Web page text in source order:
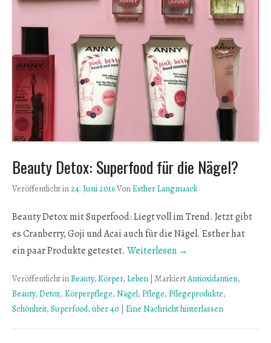
Beauty Detox: Superfood für die Nägel?
Veröffentlicht in24. Juni 2016VonEsther Langmaack
Beauty Detox mit Superfood: Liegt voll im Trend. Jetzt gibt
es Cranberry, Goji und Acai auch für die Nägel. Esther hat
ein paar Produkte getestet. Weiterlesen →
Veröffentlicht inBeauty, Körper, Leben MarkiertAntioxidantien,
Beauty, Detox, Körperpflege, Nägel, Pflege, Pflegeprodukte,
Schönheit, Superfood, über 40 Eine Nachricht hinterlassen